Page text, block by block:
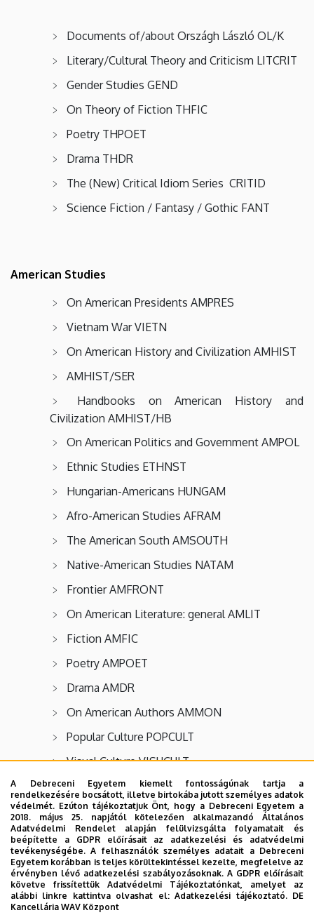
Documents of/about Országh László OL/K
Literary/Cultural Theory and Criticism LITCRIT
Gender Studies GEND
On Theory of Fiction THFIC
Poetry THPOET
Drama THDR
The (New) Critical Idiom Series CRITID
Science Fiction / Fantasy / Gothic FANT
American Studies
On American Presidents AMPRES
Vietnam War VIETN
On American History and Civilization AMHIST
AMHIST/SER
Handbooks on American History and
Civilization AMHIST/HB
On American Politics and Government AMPOL
Ethnic Studies ETHNST
Hungarian-Americans HUNGAM
Afro-American Studies AFRAM
The American South AMSOUTH
Native-American Studies NATAM
Frontier AMFRONT
On American Literature: general AMLIT
Fiction AMFIC
Poetry AMPOET
Drama AMDR
On American Authors AMMON
Popular Culture POPCULT
Visual Culture VISUCULT
Inscriptions like NOT TO BE BORROWED, KÖTELES, ON
RESERVE mean the same: you can borrow that particular
volume ONLY for overnight loan but not all of them.
/ SER means that the volume is part of some series
A Debreceni Egyetem kiemelt fontosságúnak tartja a
rendelkezésére bocsátott, illetve birtokába jutott személyes adatok
védelmét. Ezúton tájékoztatjuk Önt, hogy a Debreceni Egyetem a
2018. május 25. napjától kötelezően alkalmazandó Általános
Adatvédelmi Rendelet alapján felülvizsgálta folyamatait és
beépítette a GDPR előírásait az adatkezelési és adatvédelmi
tevékenységébe. A felhasználók személyes adatait a Debreceni
Egyetem korábban is teljes körültekintéssel kezelte, megfelelve az
érvényben lévő adatkezelési szabályozásoknak. A GDPR előírásait
követve frissítettük Adatvédelmi Tájékoztatónkat, amelyet az
alábbi linkre kattintva olvashat el:Adatkezelési tájékoztató. DE
Kancellária WAV Központ